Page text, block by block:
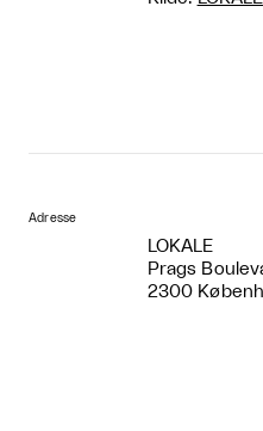
Adresse
LOKALE
Prags
2300